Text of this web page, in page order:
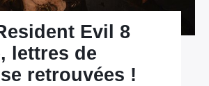
Evil 8
lettres de
retrouvées !